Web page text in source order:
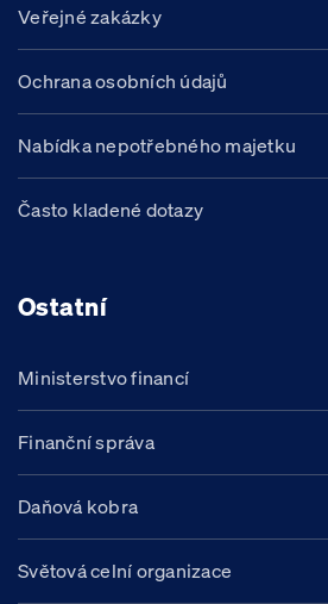
Veřejné zakázky
Ochrana osobních údajů
Nabídka nepotřebného majetku
Často kladené dotazy
Ostatní
Ministerstvo financí
Finanční správa
Daňová kobra
Světová celní organizace